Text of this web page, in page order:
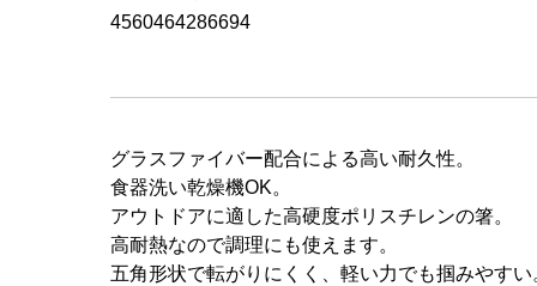
4560464286694
グラスファイバー配合による高い耐久性。
食器洗い乾燥機OK。
アウトドアに適した高硬度ポリスチレンの箸。
高耐熱なので調理にも使えます。
五角形状で転がりにくく、軽い力でも掴みやすい